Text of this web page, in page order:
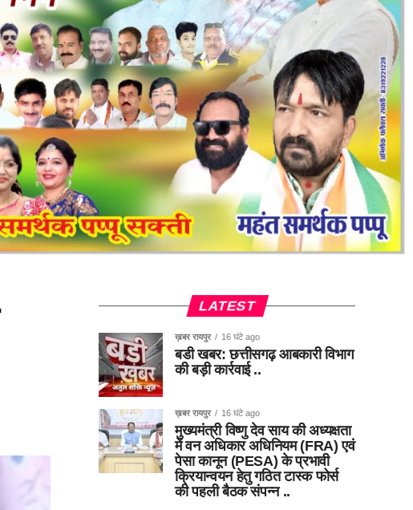
LATEST
ख़बर रायपुर 16 घंटे ago
बडी खबर: छत्तीसगढ़ आबकारी विभाग
की बड़ी कार्रवाई ..
ख़बर रायपुर 16 घंटे ago
मुख्यमंत्री विष्णु देव साय की अध्यक्षता
में वन अधिकार अधिनियम (FRA) एवं
पेसा कानून (PESA) के प्रभावी
क्रियान्वयन हेतु गठित टास्क फोर्स
की पहली बैठक संपन्न ..